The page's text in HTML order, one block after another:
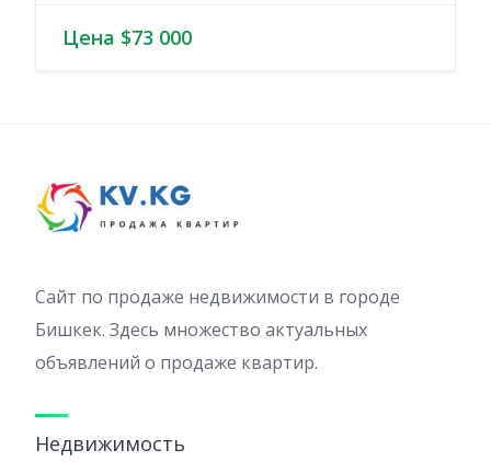
Цена $73 000
Сайт по продаже недвижимости в городе
Бишкек. Здесь множество актуальных
объявлений о продаже квартир.
Недвижимость